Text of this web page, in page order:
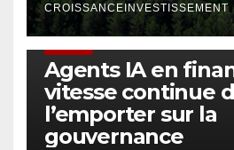
CROISSANCEINVESTISSEMENT
Agents IA en
vitesse continue
l’emporter sur la
gouvernance